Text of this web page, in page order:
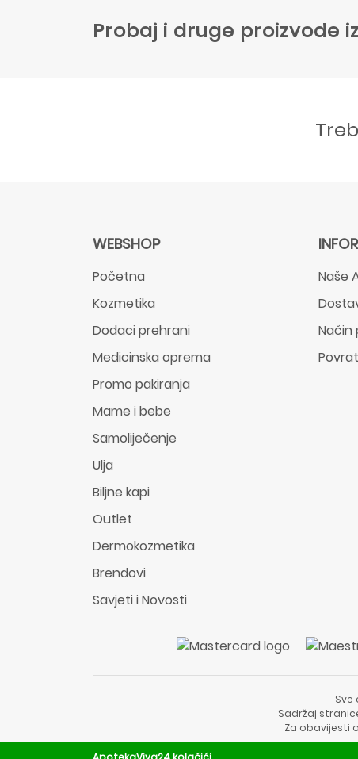
Probaj i druge proizvode
WEBSHOP
Početna
Kozmetika
Dodaci prehrani
Medicinska oprema
Promo pakiranja
Mame i bebe
Samoliječenje
Ulja
Biljne kapi
Outlet
Dermokozmetika
Brendovi
Savjeti i Novosti
Naše
Način
Sve
Sadržaj
Za obavijesti